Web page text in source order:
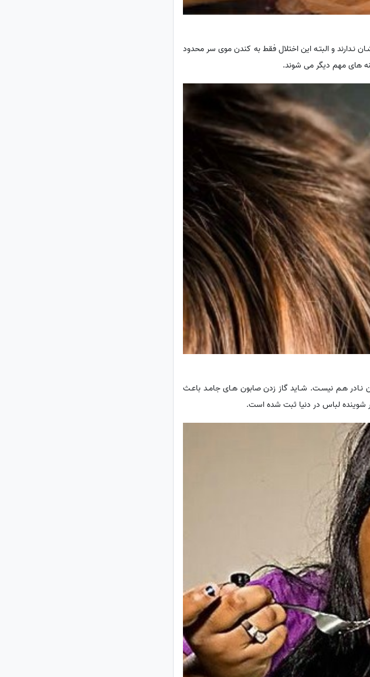
نـدارند و البتـه این اختلال فقط به کندن موی سر محدود
های مهم دیگر می شوند.
نـادر هـم نیسـت. شـاید گاز زدن صابون هـای جامـد باعـث
شوینده لباس در دنیا ثبت شده است.